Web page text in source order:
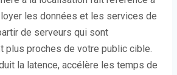
les données et les services de
de serveurs qui sont
plus proches de votre public cible.
la latence, accélère les temps de